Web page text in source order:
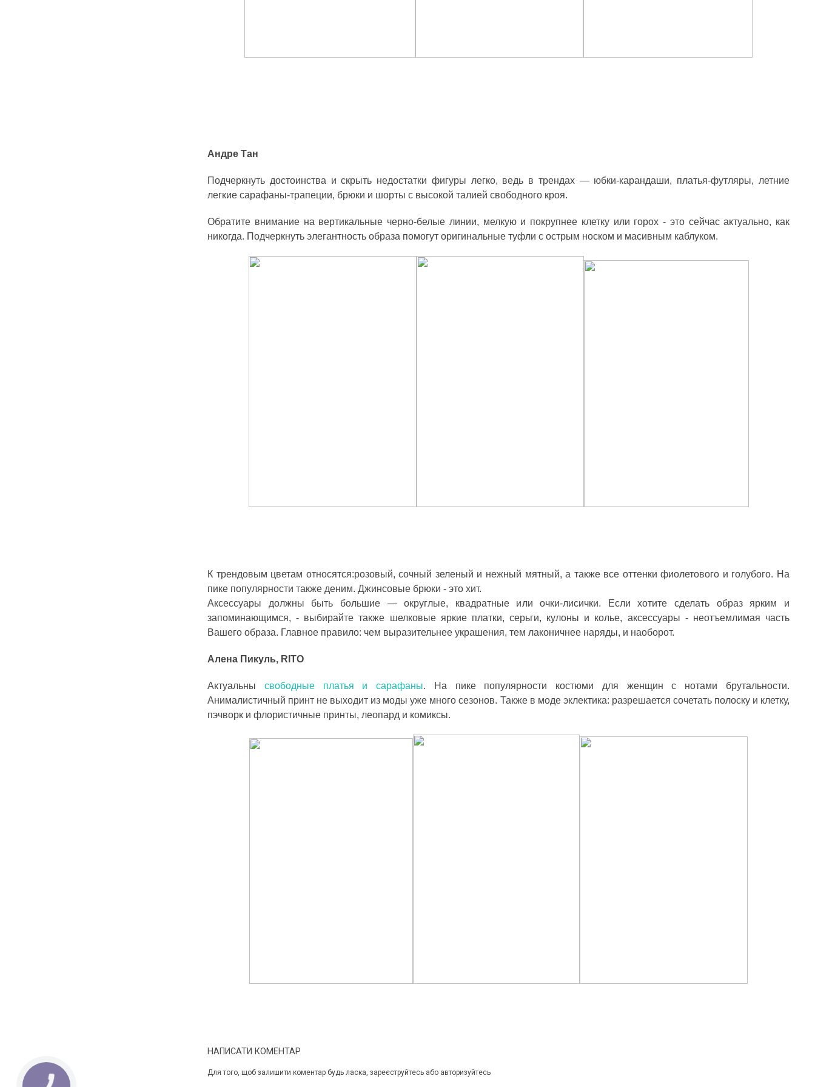
Андре Тан
Подчеркнуть достоинства и скрыть недостатки фигуры легко, ведь в трендах — юбки-карандаши, платья-футляры, летние
легкие сарафаны-трапеции, брюки и шорты с высокой талией свободного кроя.
Обратите внимание на вертикальные черно-белые линии, мелкую и покрупнее клетку или горох - это сейчас актуально, как
никогда. Подчеркнуть элегантность образа помогут оригинальные туфли с острым носком и масивным каблуком.
К трендовым цветам относятся:розовый, сочный зеленый и нежный мятный, а также все оттенки фиолетового и голубого. На
пике популярности также деним. Джинсовые брюки - это хит.
Аксессуары должны быть большие — округлые, квадратные или очки-лисички. Если хотите сделать образ ярким и
запоминающимся, - выбирайте также шелковые яркие платки, серьги, кулоны и колье, аксессуары - неотъемлимая часть
Вашего образа. Главное правило: чем выразительнее украшения, тем лаконичнее наряды, и наоборот.
Алена Пикуль, RITO
Актуальны свободные платья и сарафаны. На пике популярности костюми для женщин с нотами брутальности.
Анималистичный принт не выходит из моды уже много сезонов. Также в моде эклектика: разрешается сочетать полоску и клетку,
пэчворк и флористичные принты, леопард и комиксы.
НАПИСАТИ КОМЕНТАР
Для того, щоб залишити коментар будь ласка, зареєструйтесь або авторизуйтесь